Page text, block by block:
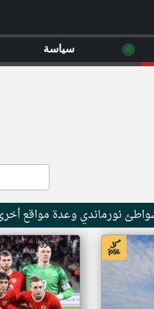
نورماندي وعدة مواقع
اخبار جزر القمر من
◉ سياسة